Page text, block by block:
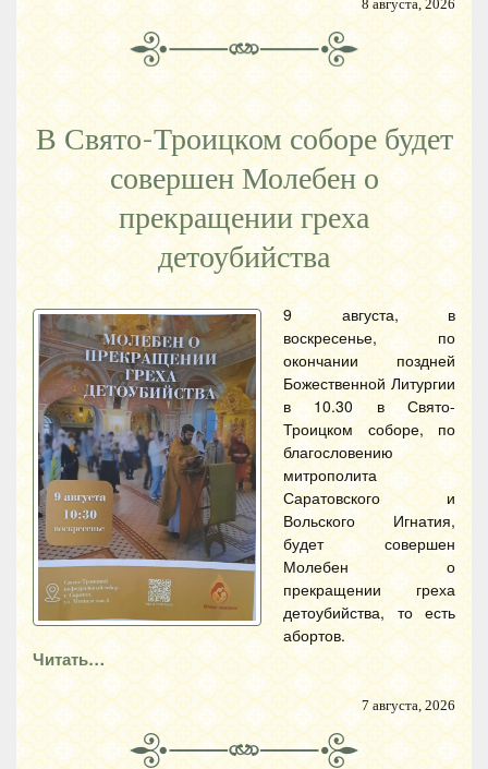
8 августа, 2026
В Свято-Троицком соборе будет
совершен Молебен о
прекращении греха
детоубийства
9 августа, в
воскресенье, по
окончании поздней
Божественной Литургии
в 10.30 в Свято-
Троицком соборе, по
благословению
митрополита
Саратовского и
Вольского Игнатия,
будет совершен
Молебен о
прекращении греха
детоубийства, то есть
абортов.
Читать…
7 августа, 2026